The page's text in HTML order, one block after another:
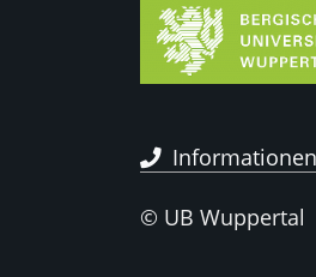
© UB Wuppertal